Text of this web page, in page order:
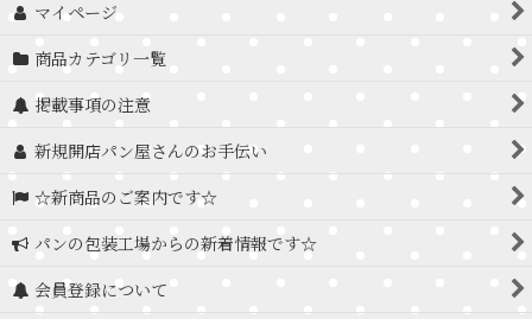
マイページ
商品カテゴリ一覧
掲載事項の注意
新規開店パン屋さんのお手伝い
☆新商品のご案内です☆
パンの包装工場からの新着情報です☆
会員登録について